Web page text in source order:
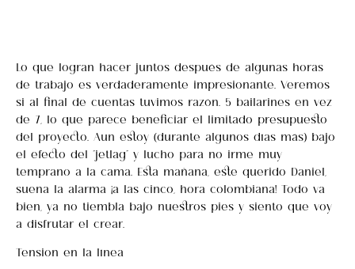
Lo que logran hacer juntos después de algunas horas
de trabajo es verdaderamente impresionante. Veremos
si al final de cuentas tuvimos razón. 5 bailarines en vez
de 7, lo que parece beneficiar el limitado presupuesto
del proyecto. Aun estoy (durante algunos días más) bajo
el efecto del “jetlag” y lucho para no irme muy
temprano a la cama. Esta mañana, este querido Daniel,
suena la alarma ¡a las cinco, hora colombiana! Todo va
bien, ya no tiembla bajo nuestros pies y siento que voy
a disfrutar el crear.
Tension en la línea